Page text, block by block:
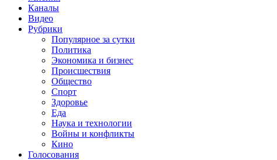
Каналы
Видео
Рубрики
Популярное за сутки
Политика
Экономика и бизнес
Происшествия
Общество
Спорт
Здоровье
Еда
Наука и технологии
Войны и конфликты
Кино
Голосования